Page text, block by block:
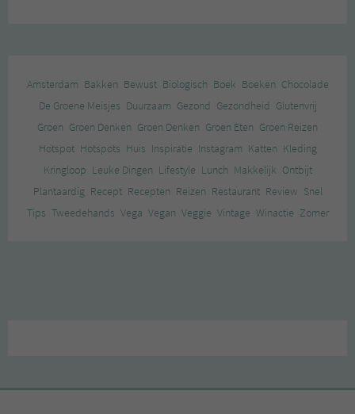
Amsterdam Bakken Bewust Biologisch Boek Boeken Chocolade
De Groene Meisjes Duurzaam Gezond Gezondheid Glutenvrij
Groen Groen Denken Groen Denken Groen Eten Groen Reizen
Hotspot Hotspots Huis Inspiratie Instagram Katten Kleding
Kringloop Leuke Dingen Lifestyle Lunch Makkelijk Ontbijt
Plantaardig Recept Recepten Reizen Restaurant Review Snel
Tips Tweedehands Vega Vegan Veggie Vintage Winactie Zomer